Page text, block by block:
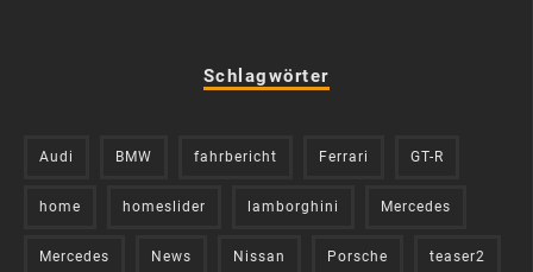
Schlagwörter
Audi BMW fahrbericht Ferrari GT-R
home homeslider lamborghini Mercedes
Mercedes News Nissan Porsche teaser2